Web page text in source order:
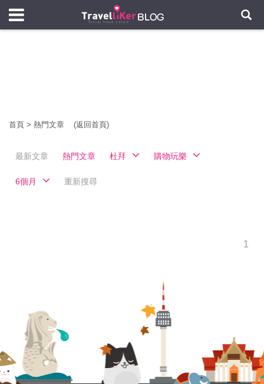
首頁 > 熱門文章 (返回首頁)
最新文章 熱門文章 杜拜 購物玩樂
6個月 重新搜尋
1